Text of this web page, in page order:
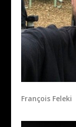
François Feleki